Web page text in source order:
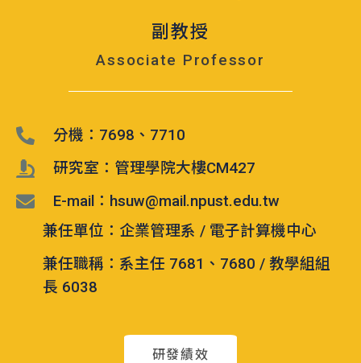
副教授
Associate Professor
分機：7698、7710
研究室：管理學院大樓CM427
E-mail：hsuw@mail.npust.edu.tw
兼任單位：企業管理系 / 電子計算機中心
兼任職稱：系主任 7681、7680 / 教學組組
長 6038
研發績效